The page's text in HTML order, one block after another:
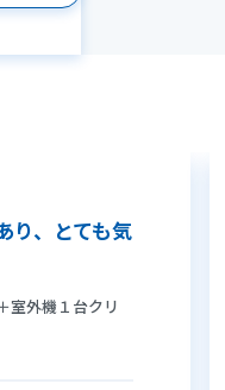
り、とても気
室外機１台クリ